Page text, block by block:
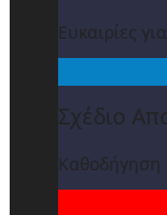
Ευκαιρίες
Σχέδιο
Καθοδήγηση